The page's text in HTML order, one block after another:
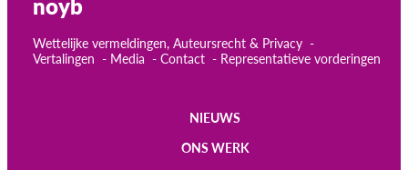
noyb
Wettelijke vermeldingen, Auteursrecht & Privacy
Vertalingen
Media Contact Representatieve vorderingen
NIEUWS
ONS WERK